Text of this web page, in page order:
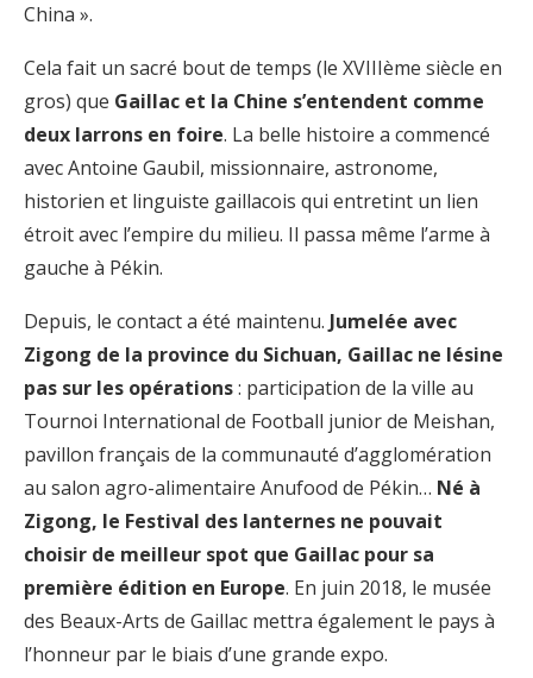
China ».
Cela fait un sacré bout de temps (le XVIIIème siècle en
gros) que Gaillac et la Chine s’entendent comme
deux larrons en foire. La belle histoire a commencé
avec Antoine Gaubil, missionnaire, astronome,
historien et linguiste gaillacois qui entretint un lien
étroit avec l’empire du milieu. Il passa même l’arme à
gauche à Pékin.
Depuis, le contact a été maintenu. Jumelée avec
Zigong de la province du Sichuan, Gaillac ne lésine
pas sur les opérations: participation de la ville au
Tournoi International de Football junior de Meishan,
pavillon français de la communauté d’agglomération
au salon agro-alimentaire Anufood de Pékin… Né à
Zigong, le Festival des lanternes ne pouvait
choisir de meilleur spot que Gaillac pour sa
première édition en Europe. En juin 2018, le musée
des Beaux-Arts de Gaillac mettra également le pays à
l’honneur par le biais d’une grande expo.